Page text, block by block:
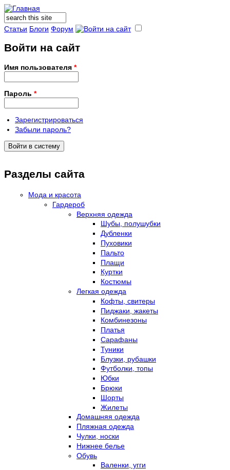
Форма поиска
Поиск
Статьи Блоги Форум
Войти на сайт
Имя пользователя *
Пароль *
Зарегистрироваться
Забыли пароль?
Разделы сайта
Мода и красота
Гардероб
Верхняя одежда
Шубы, полушубки
Дубленки
Пуховики
Пальто
Плащи
Куртки
Костюмы
Легкая одежда
Кофты, свитеры
Пиджаки, жакеты
Комбинезоны
Платья
Сарафаны
Туники
Блузки, рубашки
Футболки, топы
Юбки
Брюки
Шорты
Жилеты
Домашняя одежда
Пляжная одежда
Чулки, носки
Нижнее белье
Обувь
Валенки, угги